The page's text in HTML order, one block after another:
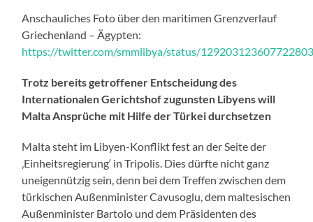
Anschauliches Foto über den maritimen Grenzverlauf
Griechenland – Ägypten:
https://twitter.com/smmlibya/status/
Trotz bereits getroffener Entscheidung des
Internationalen Gerichtshof zugunsten Libyens will
Malta Ansprüche mit Hilfe der Türkei durchsetzen
Malta steht im Libyen-Konflikt fest an der Seite der
‚Einheitsregierung‘ in Tripolis. Dies dürfte nicht ganz
uneigennützig sein, denn bei dem Treffen zwischen dem
türkischen Außenminister Cavusoglu, dem maltesischen
Außenminister Bartolo und dem Präsidenten des